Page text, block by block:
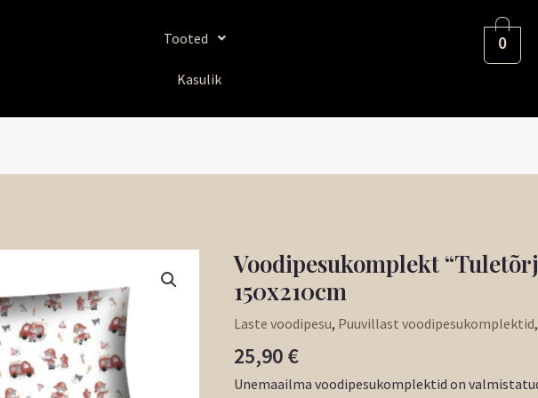
Tooted
Kasulik
0
Voodipesukomplekt
150x210cm
Laste voodipesu, Puuvillast voodipesukomplektid
25,90€
Unemaailma voodipesukomplektid on
Voodipesukomplekt
"Tuletõrje"
150x210cm
kogus